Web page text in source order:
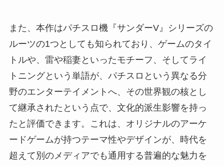
また、本作はパチスロ機『サンダーV』シリーズの
ルーツの1つとしても知られており、ゲームのタイ
トルや、雷や稲妻といったモチーフ、そしてライ
トニングという単語が、パチスロという異なる分
野のエンターテイメントへ、その世界観の核とし
て継承されたという点で、文化的派生影響を持っ
たと評価できます。これは、オリジナルのアーケ
ードゲームが持つテーマ性やデザインが、時代を
超えて別のメディアでも通用する普遍的な魅力を